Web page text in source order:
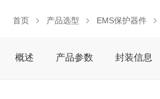
首页 产品选型 EMS保护器件
概述 产品参数 封装信息